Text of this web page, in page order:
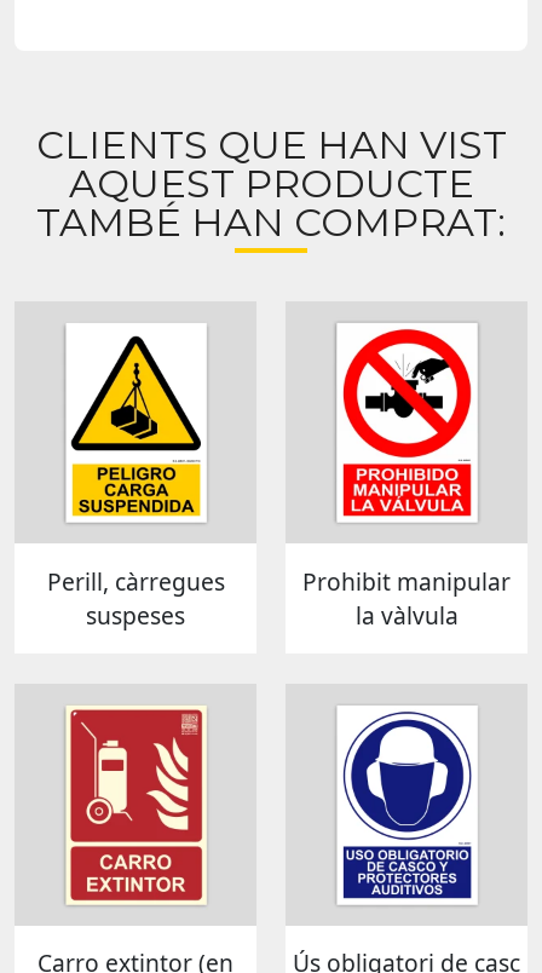
CLIENTS QUE HAN VIST
AQUEST PRODUCTE
TAMBÉ HAN COMPRAT:
Perill, càrregues
suspeses
Prohibit manipular
la vàlvula
Carro extintor (en
Ús obligatori de casc